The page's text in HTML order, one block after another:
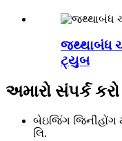
જથ્થાબંધ
ટ્યુબ
અમારો સંપર્ક કરો
બેઇજિંગ જિનીહોંગ
લિ.